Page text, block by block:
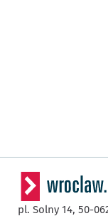
pl. Solny 14, 50-